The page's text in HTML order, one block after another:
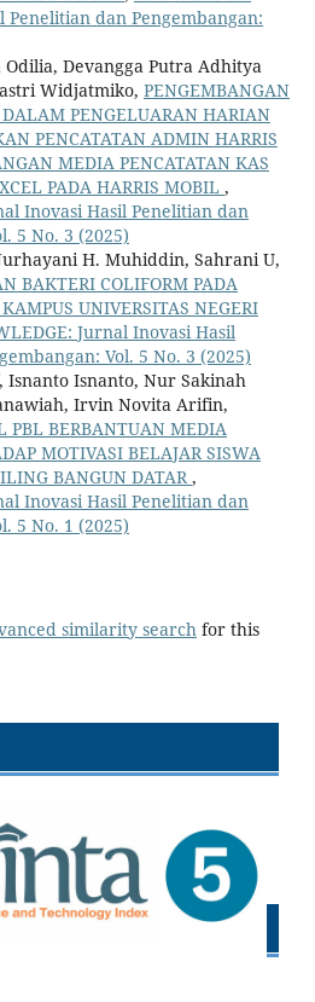
Penelitian dan Pengembangan:
Devangga Putra Adhitya
Widjatmiko, PENGEMBANGAN
PENGELUARAN HARIAN
PENCATATAN ADMIN HARRIS
MEDIA PENCATATAN KAS
PADA HARRIS MOBIL ,
Inovasi Hasil Penelitian dan
5 No. 3 (2025)
H. Muhiddin, Sahrani U,
BAKTERI COLIFORM PADA
UNIVERSITAS NEGERI
Jurnal Inovasi Hasil
Vol. 5 No. 3 (2025)
Isnanto, Nur Sakinah
Irvin Novita Arifin,
PBL BERBANTUAN MEDIA
MOTIVASI BELAJAR SISWA
BANGUN DATAR ,
Inovasi Hasil Penelitian dan
5 No. 1 (2025)
similarity search for this